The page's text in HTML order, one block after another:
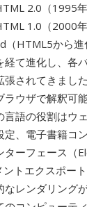
2.0（1995
1.0（2000
（HTML5から
経て進化し、各
張されてきまし
ラウザで解釈可
言語の役割はウ
、電子書籍コ
ーフェース（
トエクスポー
なレンダリング